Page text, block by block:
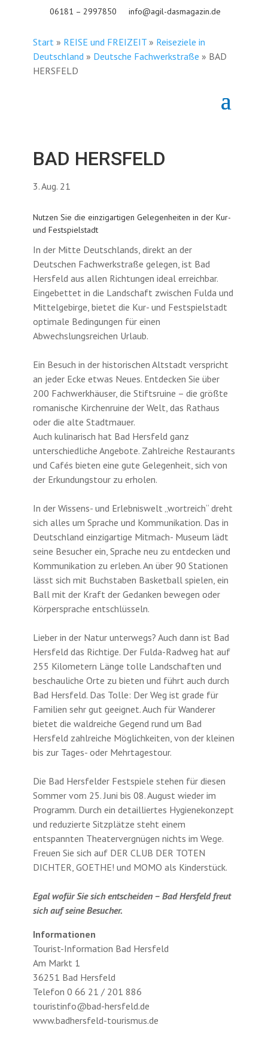
06181 – 2997850 info@agil-dasmagazin.de
Start» REISE und FREIZEIT» Reiseziele in
Deutschland» Deutsche Fachwerkstraße » BAD
HERSFELD
BAD HERSFELD
3. Aug. 21
Nutzen Sie die einzigartigen Gelegenheiten in der Kur-
und Festspielstadt
In der Mitte Deutschlands, direkt an der
Deutschen Fachwerkstraße gelegen, ist Bad
Hersfeld aus allen Richtungen ideal erreichbar.
Eingebettet in die Landschaft zwischen Fulda und
Mittelgebirge, bietet die Kur- und Festspielstadt
optimale Bedingungen für einen
Abwechslungsreichen Urlaub.
Ein Besuch in der historischen Altstadt verspricht
an jeder Ecke etwas Neues. Entdecken Sie über
200 Fachwerkhäuser, die Stiftsruine – die größte
romanische Kirchenruine der Welt, das Rathaus
oder die alte Stadtmauer.
Auch kulinarisch hat Bad Hersfeld ganz
unterschiedliche Angebote. Zahlreiche Restaurants
und Cafés bieten eine gute Gelegenheit, sich von
der Erkundungstour zu erholen.
In der Wissens- und Erlebniswelt „wortreich“ dreht
sich alles um Sprache und Kommunikation. Das in
Deutschland einzigartige Mitmach- Museum lädt
seine Besucher ein, Sprache neu zu entdecken und
Kommunikation zu erleben. An über 90 Stationen
lässt sich mit Buchstaben Basketball spielen, ein
Ball mit der Kraft der Gedanken bewegen oder
Körpersprache entschlüsseln.
Lieber in der Natur unterwegs? Auch dann ist Bad
Hersfeld das Richtige. Der Fulda-Radweg hat auf
255 Kilometern Länge tolle Landschaften und
beschauliche Orte zu bieten und führt auch durch
Bad Hersfeld. Das Tolle: Der Weg ist grade für
Familien sehr gut geeignet. Auch für Wanderer
bietet die waldreiche Gegend rund um Bad
Hersfeld zahlreiche Möglichkeiten, von der kleinen
bis zur Tages- oder Mehrtagestour.
Die Bad Hersfelder Festspiele stehen für diesen
Sommer vom 25. Juni bis 08. August wieder im
Programm. Durch ein detailliertes Hygienekonzept
und reduzierte Sitzplätze steht einem
entspannten Theatervergnügen nichts im Wege.
Freuen Sie sich auf DER CLUB DER TOTEN
DICHTER, GOETHE! und MOMO als Kinderstück.
Egal wofür Sie sich entscheiden – Bad Hersfeld freut
sich auf seine Besucher.
Informationen
Tourist-Information Bad Hersfeld
Am Markt 1
36251 Bad Hersfeld
Telefon 0 66 21 / 201 886
touristinfo@bad-hersfeld.de
www.badhersfeld-tourismus.de